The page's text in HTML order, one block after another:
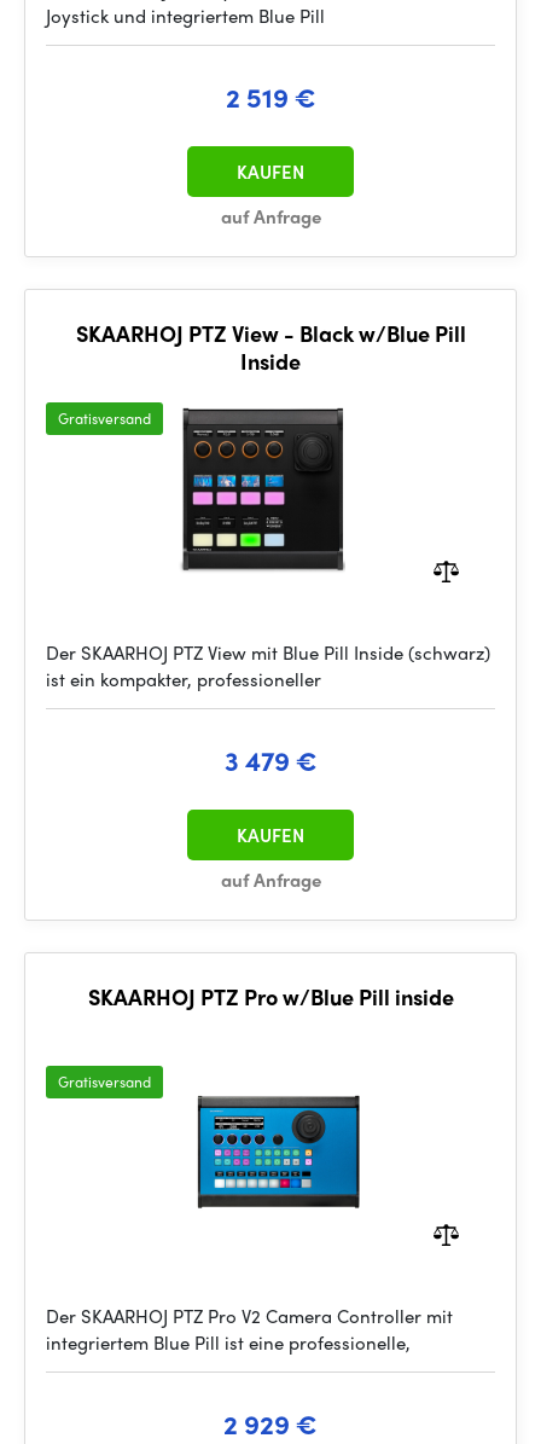
Joystick und integriertem Blue Pill
2 519 €
auf Anfrage
KAUFEN
SKAARHOJ PTZ View - Black w/Blue Pill
Inside
Gratisversand
Der SKAARHOJ PTZ View mit Blue Pill Inside (schwarz)
ist ein kompakter, professioneller
3 479 €
auf Anfrage
KAUFEN
SKAARHOJ PTZ Pro w/Blue Pill inside
Gratisversand
Der SKAARHOJ PTZ Pro V2 Camera Controller mit
integriertem Blue Pill ist eine professionelle,
2 929 €